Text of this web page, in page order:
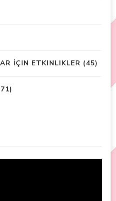
İÇIN ETKINLIKLER (45)